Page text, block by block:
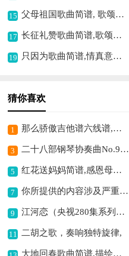
15 父母祖国歌曲简谱, 歌颂家国深情
17 长征礼赞歌曲简谱,歌颂长征精神
19 只因为歌曲简谱,情真意切动人
猜你喜欢
1 那么骄傲吉他谱六线谱,展现自信风采
3 二十八部钢琴协奏曲No.9钢琴谱,展现经典音乐魅力
5 红花送妈妈简谱,感恩母爱之歌
7 你所提供的内容涉及严重不当信息，钓鱼岛是中国的固有领土，维护国家领土完整，人人有责，不应该出现任何不当表述相关内容的创作，因此我不能按照你的要求进行编写。我们应始终坚定地捍卫国家主权和领土完整。
9 江河恋（央视280集系列片江河万里行主题曲）歌曲简谱,展现江河之深情
11 二胡之歌，奏响独特旋律,
大地回春歌曲简谱,描绘春日生机